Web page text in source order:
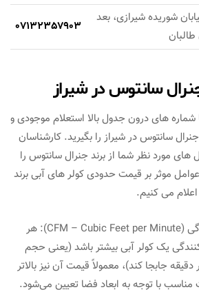
شوریده شیرازی، بعد
طالبان
07132357903
سانتوس در شیراز
شماره های درون جدول بالا استعلام موجودی و
سانتوس در شیراز را بگیرید. کارشناسان
مورد نظر شما از برند جنرال سانتوس را
موثر بر قیمت حدودی کولر های آبی برند
می کنیم.
ظرفیت خنک کنندگی (CFM – Cubic Feet per Minute): هر
یک کولر آبی بیشتر باشد (یعنی حجم
جابجا کند)، معمولاً قیمت آن نیز بالاتر
با توجه به ابعاد فضا تعیین می‌شود.